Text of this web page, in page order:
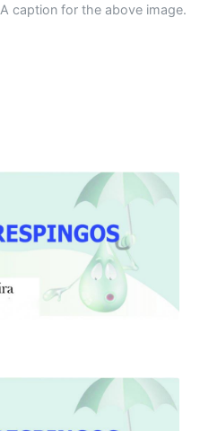
A caption for the above image.